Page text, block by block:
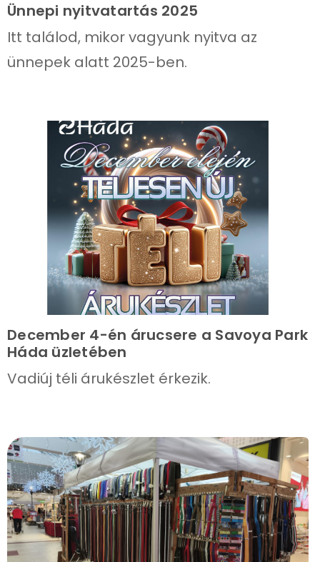
Ünnepi nyitvatartás 2025
Itt találod, mikor vagyunk nyitva az
ünnepek alatt 2025-ben.
December 4-én árucsere a Savoya Park
Háda üzletében
Vadiúj téli árukészlet érkezik.